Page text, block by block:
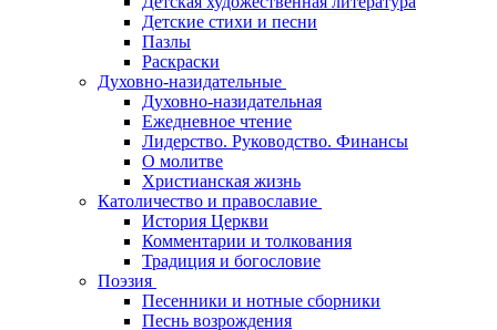
Детские стихи и песни
Пазлы
Раскраски
Духовно-назидательные
Духовно-назидательная
Ежедневное чтение
Лидерство. Руководство. Финансы
О молитве
Христианская жизнь
Католичество и православие
История Церкви
Комментарии и толкования
Традиция и богословие
Поэзия
Песенники и нотные сборники
Песнь возрождения